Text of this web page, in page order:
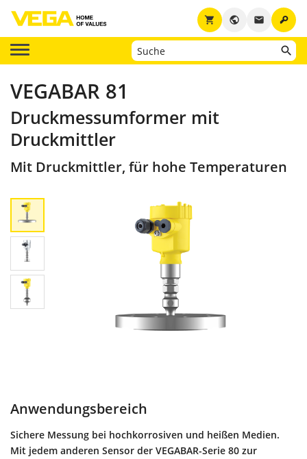
key
email
public
shopping_cart
VEGABAR 81
Druckmessumformer mit
Druckmittler
Mit Druckmittler, für hohe Temperaturen
Anwendungsbereich
Sichere Messung bei hochkorrosiven und heißen Medien.
Mit jedem anderen Sensor der VEGABAR-Serie 80 zur